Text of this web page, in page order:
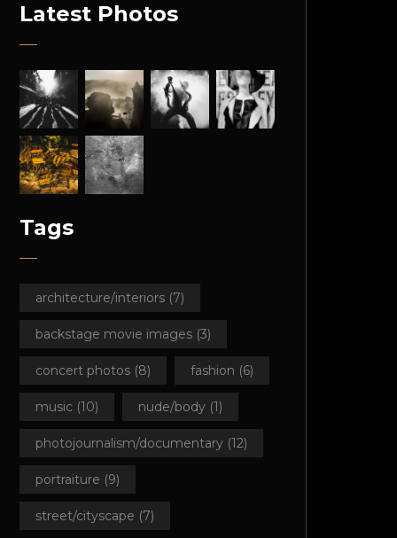
Latest Photos
Tags
architecture/interiors (7)
backstage movie images (3)
concert photos (8) fashion (6)
music (10) nude/body (1)
photojournalism/documentary (12)
portraiture (9)
street/cityscape (7)